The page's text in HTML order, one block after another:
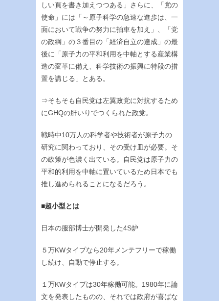
しい頁を書き加えつつある」さらに、「党の
使命」には「～原子科学の急速な進歩は、一
面において戦争の努力に拍車を加え」、「党
の政綱」の３番目の「経済自立の達成」の最
後に「原子力の平和利用を中軸とする産業構
造の変革に備え、科学技術の振興に特段の措
置を講じる」とある。
⇒そもそも自民党は左翼政党に対抗するため
にGHQの肝いりでつくられた政党。
戦時中10万人の科学者や技術者が原子力の
研究に関わっており、その受け皿が必要。そ
の政策が色濃く出ている。自民党は原子力の
平和的利用を中軸に置いているため日本でも
推し進められることになるだろう。
■超小型とは
日本の服部博士が開発した4S炉
５万KWタイプなら20年メンテフリーで稼働
し続け、自動で停止する。
１万KWタイプは30年稼働可能。1980年に論
文を発表したものの、それでは政府が喜ばな